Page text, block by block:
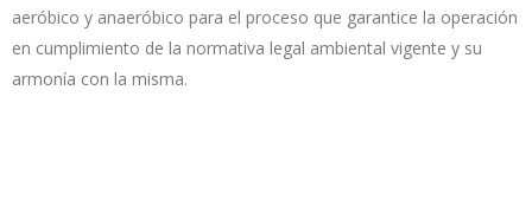
aeróbico y anaeróbico para el proceso que garantice la operación
en cumplimiento de la normativa legal ambiental vigente y su
armonía con la misma.